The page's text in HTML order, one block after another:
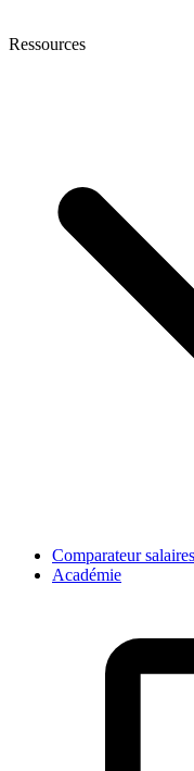
Ressources
Comparateur salaires
Académie